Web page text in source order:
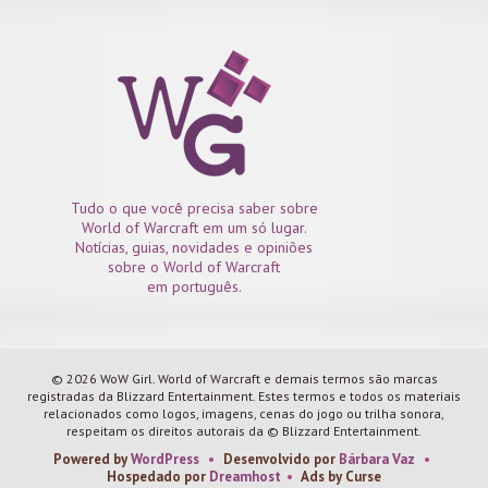
Tudo o que você precisa saber sobre
World of Warcraft em um só lugar.
Notícias, guias, novidades e opiniões
sobre o World of Warcraft
em português.
© 2026 WoW Girl. World of Warcraft e demais termos são marcas
registradas da Blizzard Entertainment. Estes termos e todos os materiais
relacionados como logos, imagens, cenas do jogo ou trilha sonora,
respeitam os direitos autorais da © Blizzard Entertainment.
Powered byWordPress • Desenvolvido por Bárbara Vaz •
Hospedado por Dreamhost • Ads by Curse